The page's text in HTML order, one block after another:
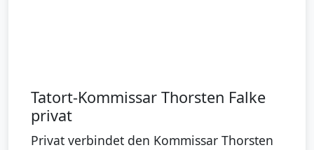
Tatort-Kommissar Thorsten Falke
privat
Privat verbindet den Kommissar Thorsten